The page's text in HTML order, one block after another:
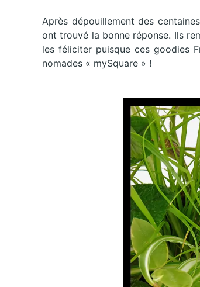
Après dépouillement des
ont trouvé la bonne réponse. Ils
les féliciter puisque ces goodies
nomades « mySquare » !